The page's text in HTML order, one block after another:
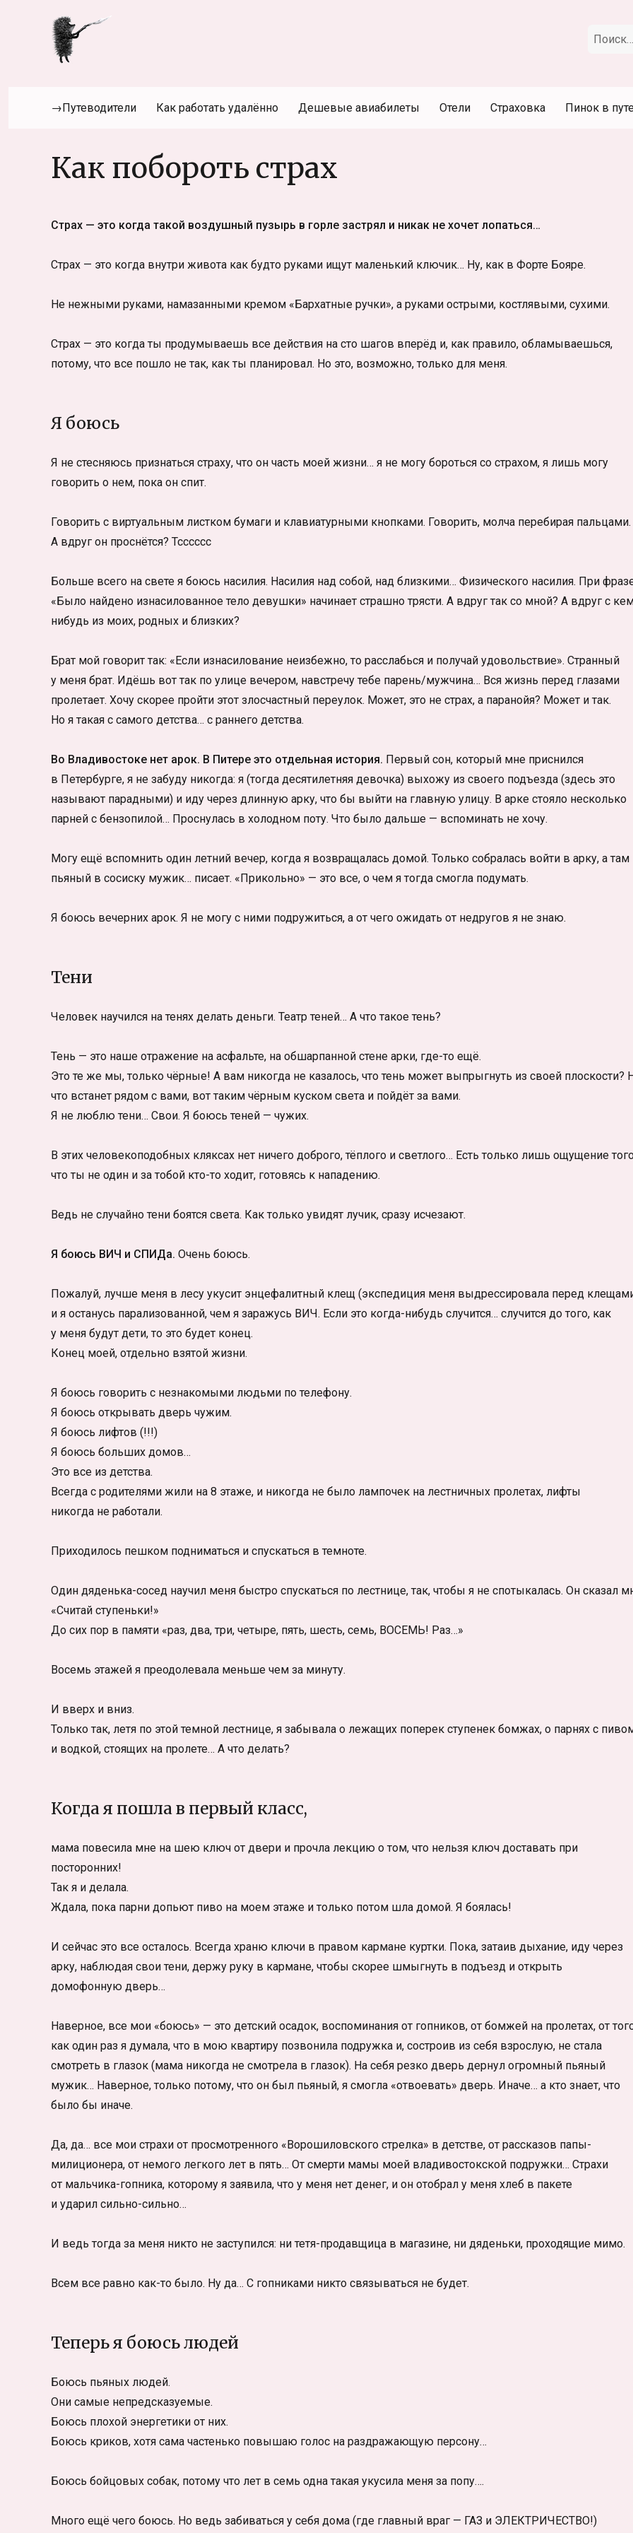
Искать:
→Путеводители Как работать удалённо Дешевые авиабилеты Отели Страховка Пинок в
Как побороть страх
Страх — это когда такой воздушный пузырь в горле застрял и никак не хочет лопаться…
Страх — это когда внутри живота как будто руками ищут маленький ключик… Ну, как в Форте Бояре.
Не нежными руками, намазанными кремом «Бархатные ручки», а руками острыми, костлявыми, сухими.
Страх — это когда ты продумываешь все действия на сто шагов вперёд и, как правило, обламываешься,
потому, что все пошло не так, как ты планировал. Но это, возможно, только для меня.
Я боюсь
Я не стесняюсь признаться страху, что он часть моей жизни… я не могу бороться со страхом, я лишь могу
говорить о нем, пока он спит.
Говорить с виртуальным листком бумаги и клавиатурными кнопками. Говорить, молча перебирая пальцами.
А вдруг он проснётся? Тсссссс
Больше всего на свете я боюсь насилия. Насилия над собой, над близкими… Физического насилия. При
«Было найдено изнасилованное тело девушки» начинает страшно трясти. А вдруг так со мной? А вдруг с
нибудь из моих, родных и близких?
Брат мой говорит так: «Если изнасилование неизбежно, то расслабься и получай удовольствие». Странный
у меня брат. Идёшь вот так по улице вечером, навстречу тебе парень/мужчина… Вся жизнь перед глазами
пролетает. Хочу скорее пройти этот злосчастный переулок. Может, это не страх, а паранойя? Может и так.
Но я такая с самого детства… с раннего детства.
Во Владивостоке нет арок. В Питере это отдельная история. Первый сон, который мне приснился
в Петербурге, я не забуду никогда: я (тогда десятилетняя девочка) выхожу из своего подъезда (здесь это
называют парадными) и иду через длинную арку, что бы выйти на главную улицу. В арке стояло несколько
парней с бензопилой… Проснулась в холодном поту. Что было дальше — вспоминать не хочу.
Могу ещё вспомнить один летний вечер, когда я возвращалась домой. Только собралась войти в арку, а там
пьяный в сосиску мужик… писает. «Прикольно» — это все, о чем я тогда смогла подумать.
Я боюсь вечерних арок. Я не могу с ними подружиться, а от чего ожидать от недругов я не знаю.
Тени
Человек научился на тенях делать деньги. Театр теней… А что такое тень?
Тень — это наше отражение на асфальте, на обшарпанной стене арки, где-то ещё.
Это те же мы, только чёрные! А вам никогда не казалось, что тень может выпрыгнуть из своей плоскости?
что встанет рядом с вами, вот таким чёрным куском света и пойдёт за вами.
Я не люблю тени… Свои. Я боюсь теней — чужих.
В этих человекоподобных кляксах нет ничего доброго, тёплого и светлого… Есть только лишь ощущение
что ты не один и за тобой кто-то ходит, готовясь к нападению.
Ведь не случайно тени боятся света. Как только увидят лучик, сразу исчезают.
Я боюсь ВИЧ и СПИДа. Очень боюсь.
Пожалуй, лучше меня в лесу укусит энцефалитный клещ (экспедиция меня выдрессировала перед
и я останусь парализованной, чем я заражусь ВИЧ. Если это когда-нибудь случится… случится до того, как
у меня будут дети, то это будет конец.
Конец моей, отдельно взятой жизни.
Я боюсь говорить с незнакомыми людьми по телефону.
Я боюсь открывать дверь чужим.
Я боюсь лифтов (!!!)
Я боюсь больших домов…
Это все из детства.
Всегда с родителями жили на 8 этаже, и никогда не было лампочек на лестничных пролетах, лифты
никогда не работали.
Приходилось пешком подниматься и спускаться в темноте.
Один дяденька-сосед научил меня быстро спускаться по лестнице, так, чтобы я не спотыкалась. Он сказал
«Считай ступеньки!»
До сих пор в памяти «раз, два, три, четыре, пять, шесть, семь, ВОСЕМЬ! Раз…»
Восемь этажей я преодолевала меньше чем за минуту.
И вверх и вниз.
Только так, летя по этой темной лестнице, я забывала о лежащих поперек ступенек бомжах, о парнях с
и водкой, стоящих на пролете… А что делать?
Когда я пошла в первый класс,
мама повесила мне на шею ключ от двери и прочла лекцию о том, что нельзя ключ доставать при
посторонних!
Так я и делала.
Ждала, пока парни допьют пиво на моем этаже и только потом шла домой. Я боялась!
И сейчас это все осталось. Всегда храню ключи в правом кармане куртки. Пока, затаив дыхание, иду через
арку, наблюдая свои тени, держу руку в кармане, чтобы скорее шмыгнуть в подъезд и открыть
домофонную дверь…
Наверное, все мои «боюсь» — это детский осадок, воспоминания от гопников, от бомжей на пролетах, от
как один раз я думала, что в мою квартиру позвонила подружка и, состроив из себя взрослую, не стала
смотреть в глазок (мама никогда не смотрела в глазок). На себя резко дверь дернул огромный пьяный
мужик… Наверное, только потому, что он был пьяный, я смогла «отвоевать» дверь. Иначе… а кто знает, что
было бы иначе.
Да, да… все мои страхи от просмотренного «Ворошиловского стрелка» в детстве, от рассказов папы-
милиционера, от немого легкого лет в пять… От смерти мамы моей владивостокской подружки… Страхи
от мальчика-гопника, которому я заявила, что у меня нет денег, и он отобрал у меня хлеб в пакете
и ударил сильно-сильно…
И ведь тогда за меня никто не заступился: ни тетя-продавщица в магазине, ни дяденьки, проходящие мимо.
Всем все равно как-то было. Ну да… С гопниками никто связываться не будет.
Теперь я боюсь людей
Боюсь пьяных людей.
Они самые непредсказуемые.
Боюсь плохой энергетики от них.
Боюсь криков, хотя сама частенько повышаю голос на раздражающую персону…
Боюсь бойцовых собак, потому что лет в семь одна такая укусила меня за попу….
Много ещё чего боюсь. Но ведь забиваться у себя дома (где главный враг — ГАЗ и ЭЛЕКТРИЧЕСТВО!)